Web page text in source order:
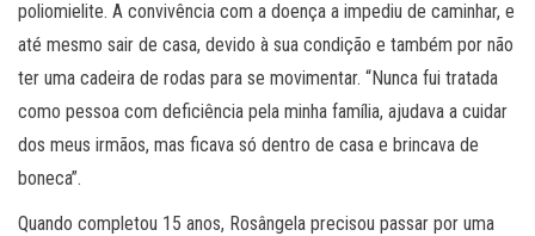
poliomielite. A convivência com a doença a impediu de caminhar, e
até mesmo sair de casa, devido à sua condição e também por não
ter uma cadeira de rodas para se movimentar. “Nunca fui tratada
como pessoa com deficiência pela minha família, ajudava a cuidar
dos meus irmãos, mas ficava só dentro de casa e brincava de
boneca”.
Quando completou 15 anos, Rosângela precisou passar por uma